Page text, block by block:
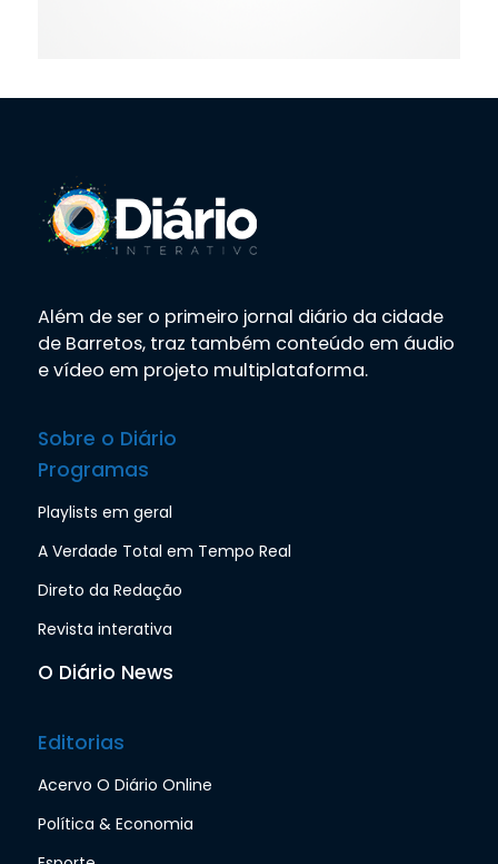
Além de ser o primeiro jornal diário da cidade
de Barretos, traz também conteúdo em áudio
e vídeo em projeto multiplataforma.
Sobre o Diário
Programas
Playlists em geral
A Verdade Total em Tempo Real
Direto da Redação
Revista interativa
O Diário News
Editorias
Acervo O Diário Online
Política & Economia